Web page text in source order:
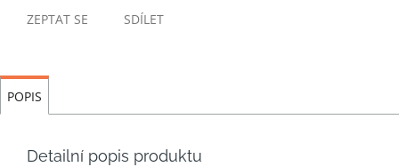
ZEPTAT SE SDÍLET
POPIS
Detailní popis produktu